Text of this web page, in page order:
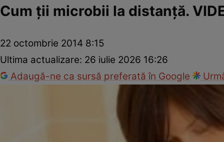
Cum ţii microbii la distanţă.
22 octombrie 2014 8:15
Ultima actualizare: 26 iulie 2026 16:26
Adaugă-ne ca sursă preferată în Google